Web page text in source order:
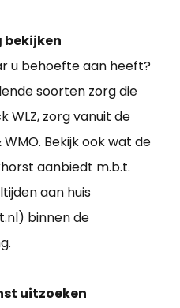
bekijken
u behoefte aan heeft?
soorten zorg die
WLZ, zorg vanuit de
Bekijk ook wat de
aanbiedt m.b.t.
aan huis
binnen de
uitzoeken